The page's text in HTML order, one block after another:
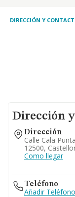
DIRECCIÓN Y
Dirección
Dirección
Calle Cala
12500,
Como llegar
Teléfono
Añadir Teléfono